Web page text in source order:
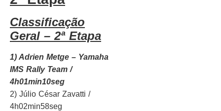
Classificação
Geral – 2ª Etapa
1) Adrien Metge – Yamaha
IMS Rally Team /
4h01min10seg
2) Júlio César Zavatti /
4h02min58seg